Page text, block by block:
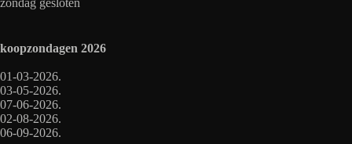
zondag gesloten
koopzondagen 2026
01-03-2026.
03-05-2026.
07-06-2026.
02-08-2026.
06-09-2026.